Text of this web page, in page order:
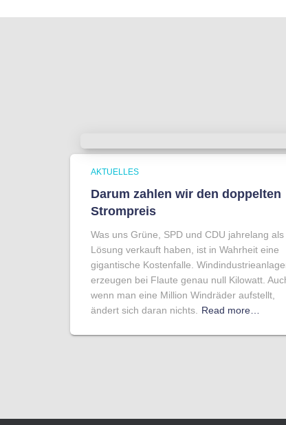
AKTUELLES
Darum zahlen wir den doppelten
Strompreis
Was uns Grüne, SPD und CDU jahrelang als
Lösung verkauft haben, ist in Wahrheit eine
gigantische Kostenfalle.
erzeugen bei Flaute genau null Kilowatt.
wenn man eine Million Windräder aufstellt,
ändert sich daran nichts.
Read more…